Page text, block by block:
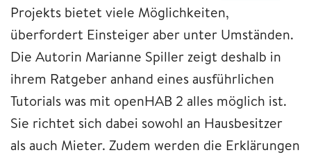
Projekts bietet viele Möglichkeiten,
überfordert Einsteiger aber unter Umständen.
Die Autorin Marianne Spiller zeigt deshalb in
ihrem Ratgeber anhand eines ausführlichen
Tutorials was mit openHAB 2 alles möglich ist.
Sie richtet sich dabei sowohl an Hausbesitzer
als auch Mieter. Zudem werden die Erklärungen